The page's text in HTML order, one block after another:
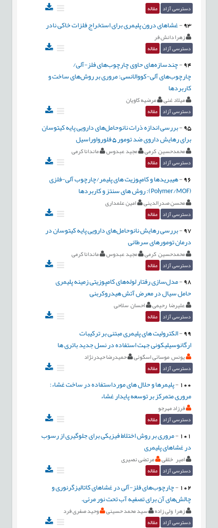
دسترسی آزاد مقاله
93
-غشاهای درون پلیمری برای استخراج فلزات خاکی نادر
زهرا دانش فر
دسترسی آزاد مقاله
94
-چندسازه‌های حاوی چارچوب‌های فلز-آلی/
چارچوب‌های آلی-کووالانسی: مروری بر روش‌های ساخت و
کاربردها
میلاد غنی مرضیه کاویان
دسترسی آزاد مقاله
95
-بررسی اندازه ذرات نانوحامل‌های دارویی پایه کیتوسان
برای رهایش داروی ضد تومور 5 فلورواوراسیل
محمدحسین کرمی مجید عبدوس ماندانا کرمی
دسترسی آزاد مقاله
96
-هیبریدها و کامپوزیت های پلیمر/چارچوب آلی-فلزی
محسن صدرالدینی امین علمداری
دسترسی آزاد مقاله
97
-بررسی رهایش نانوحامل‌های دارویی پایه کیتوسان در
درمان تومورهای سرطانی
محمدحسین کرمی مجید عبدوس ماندانا کرمی
دسترسی آزاد مقاله
98
-مدل‌سازی رفتار لوله‌های کامپوزیتی زمینه پلیمری
حامل سیال در معرض آتش‌ هیدروکربنی
علیرضا رحیمی احسان سلاحی
دسترسی آزاد مقاله
99
-الکترولیت های پلیمری مبتنی بر ترکیبات
ارگانوسیلیکونی جهت استفاده در نسل جدید باتری ها
یونس موسائی اسگوئی حمیدرضا حیدرنژاد
دسترسی آزاد مقاله
100
-پلیمرها و حلال های مورداستفاده در ساخت غشاء:
مروری متمرکز بر توسعه پایدار غشاء
فرزاد مهرجو
دسترسی آزاد مقاله
101
-مروری بر روش اختلاط ‌فیزیکی برای جلوگیری از رسوب
در غشاهای پلیمری
امیر خلقی مرتضی نصیری
دسترسی آزاد مقاله
102
-چارچوب‌های فلز-آلی در غشاهای کاتالیزگرنوری و
چالش‌های آن برای تصفیه آب تحت نور مرئی.
زهرا ولی زاده سید محمد حسینی وحید صفری فرد
دسترسی آزاد مقاله